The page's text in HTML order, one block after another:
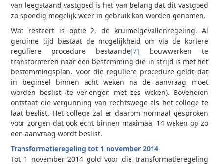
van leegstaand vastgoed is het van belang dat dit vastgoed
zo spoedig mogelijk weer in gebruik kan worden genomen.
Wat resteert is optie 2, de kruimelgevallenregeling. Al
geruime tijd bestaat de mogelijkheid om via de kortere
reguliere procedure bestaande[7] bouwwerken te
transformeren naar een bestemming die in strijd is met het
bestemmingsplan. Voor die reguliere procedure geldt dat
in beginsel binnen acht weken na de aanvraag moet
worden beslist (te verlengen met zes weken). Bovendien
ontstaat die vergunning van rechtswege als het college te
laat beslist. Het college zal er daarom normaal gesproken
voor zorgen dat ook echt binnen maximaal 14 weken op zo
een aanvraag wordt beslist.
Transformatieregeling tot 1 november 2014
Tot 1 november 2014 gold voor die transformatieregeling